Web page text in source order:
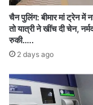
से हिरासत में
पुलिस लाइन में किया
चैन पुलिंग: बीमार मां ट्रेन में
तो यात्री ने खींच दी चेन,
रुकी…..
2 days ago